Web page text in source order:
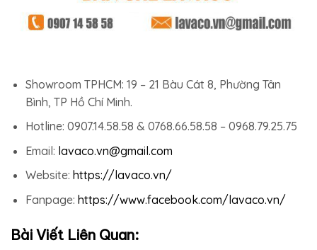
Showroom TPHCM: 19 – 21 Bàu Cát 8, Phường Tân
Bình, TP Hồ Chí Minh.
Hotline: 0907.14.58.58 & 0768.66.58.58 – 0968.79.25.75
Email: lavaco.vn@gmail.com
Website: https://lavaco.vn/
Fanpage: https://www.facebook.com/lavaco.vn/
Bài Viết Liên Quan: